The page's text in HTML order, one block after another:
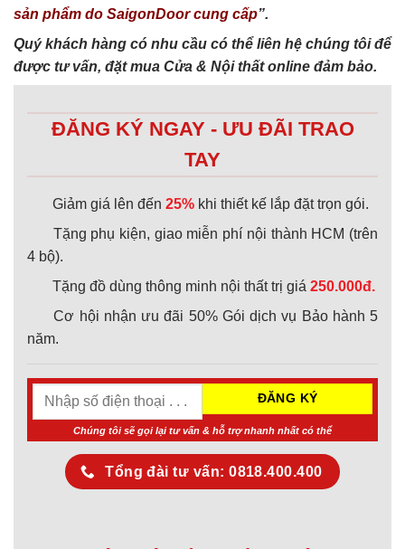
sản phẩm do SaigonDoor cung cấp”.
Quý khách hàng có nhu cầu có thể liên hệ chúng tôi để
được tư vấn, đặt mua Cửa & Nội thất online đảm bảo.
ĐĂNG KÝ NGAY - ƯU ĐÃI TRAO
TAY
Giảm giá lên đến 25% khi thiết kế lắp đặt trọn gói.
Tặng phụ kiện, giao miễn phí nội thành HCM (trên
4 bộ).
Tặng đồ dùng thông minh nội thất trị giá 250.000đ.
Cơ hội nhận ưu đãi 50% Gói dịch vụ Bảo hành 5
năm.
Chúng tôi sẽ gọi lại tư vấn & hỗ trợ nhanh nhất có thể
Tổng đài tư vấn: 0818.400.400